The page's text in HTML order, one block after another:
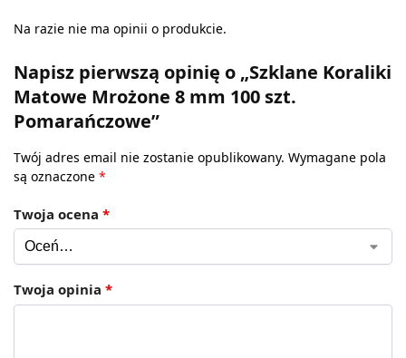
Na razie nie ma opinii o produkcie.
Napisz pierwszą opinię o „Szklane Koraliki
Matowe Mrożone 8 mm 100 szt.
Pomarańczowe”
Twój adres email nie zostanie opublikowany. Wymagane pola
są oznaczone *
Twoja ocena *
Twoja opinia *